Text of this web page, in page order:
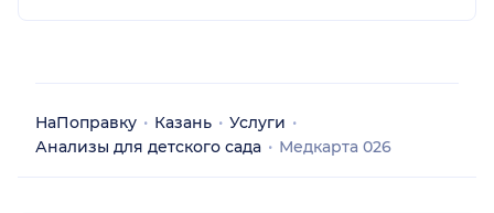
НаПоправку Казань
Услуги
Анализы для детского сада
Медкарта 026